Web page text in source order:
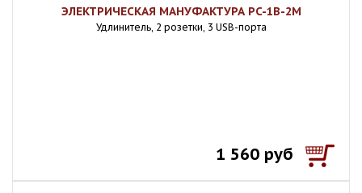
ЭЛЕКТРИЧЕСКАЯ МАНУФАКТУРА PC-1B-2M
Удлинитель, 2 розетки, 3 USB-порта
1 560 руб